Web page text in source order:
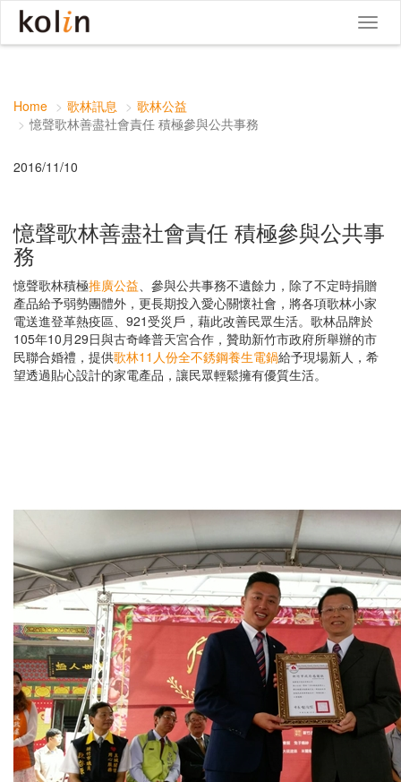
Toggle
Home 歌林訊息
歌林公益
憶聲歌林善盡社會責任 積極參與公共事務
2016/11/10
憶聲歌林善盡社會責任 積極參與公共事
務
憶聲歌林積極推廣公益、參與公共事務不遺餘力，除了不定時捐贈
產品給予弱勢團體外，更長期投入愛心關懷社會，將各項歌林小家
電送進登革熱疫區、921受災戶，藉此改善民眾生活。歌林品牌於
105年10月29日與古奇峰普天宮合作，贊助新竹市政府所舉辦的市
民聯合婚禮，提供歌林11人份全不銹鋼養生電鍋給予現場新人，希
望透過貼心設計的家電產品，讓民眾輕鬆擁有優質生活。